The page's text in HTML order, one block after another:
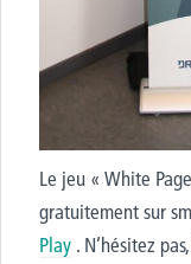
Le jeu « White
gratuitement sur
Play . N’hésitez